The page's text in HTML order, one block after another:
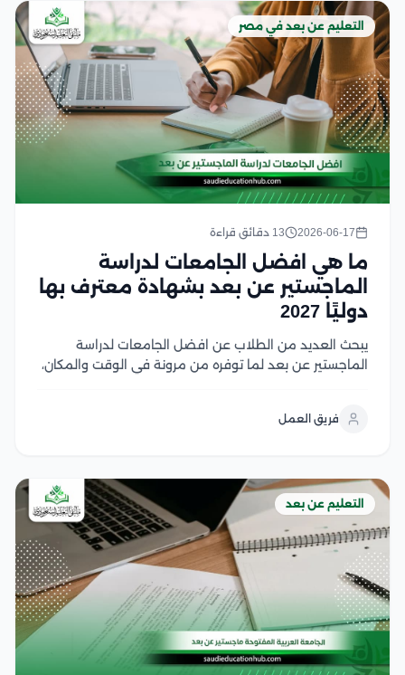
التعليم عن بعد في مصر
2026-06-17 13 دقائق قراءة
ما هي افضل الجامعات لدراسة
الماجستير عن بعد بشهادة معترف بها
دوليًا 2027
يبحث العديد من الطلاب عن افضل الجامعات لدراسة
الماجستير عن بعد لما توفره من مرونة في الوقت والمكان،
متطورة تتيح للطلاب إكمال دراساتهم العليا دون...
فريق العمل
التعليم عن بعد